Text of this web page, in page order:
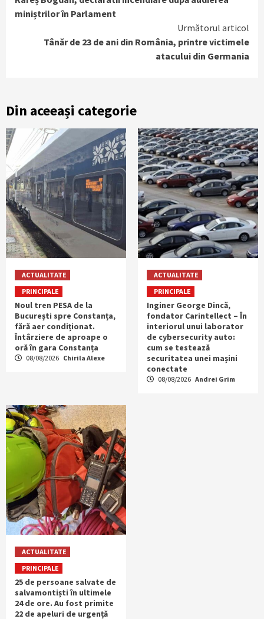
Reading
miniștrilor în Parlament
Următorul articol
Tânăr de 23 de ani din România, printre victimele
atacului din Germania
Din aceeași categorie
ACTUALITATE
PRINCIPALE
Noul tren PESA de la
București spre Constanța,
fără aer condiționat.
Întârziere de aproape o
oră în gara Constanța
08/08/2026 Chirila Alexe
ACTUALITATE
PRINCIPALE
Inginer George Dincă,
fondator Carintellect – În
interiorul unui laborator
de cybersecurity auto:
cum se testează
securitatea unei mașini
conectate
08/08/2026 Andrei Grim
ACTUALITATE
PRINCIPALE
25 de persoane salvate de
salvamontiști în ultimele
24 de ore. Au fost primite
22 de apeluri de urgență